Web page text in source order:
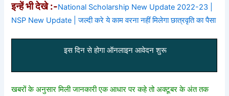
इन्हें भी देखे :-National Scholarship New Update 2022-23 |
NSP New Update | जल्दी करे ये काम वरना नहीं मिलेगा छात्रवृति का पैसा
इस दिन से होगा ऑनलाइन आवेदन शुरू
खबरों के अनुसार मिली जानकारी एक आधार पर कहे तो अक्टूबर के अंत तक